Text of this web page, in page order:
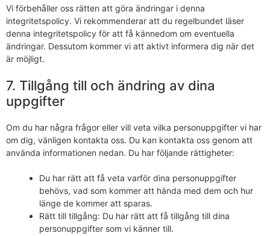
Vi förbehåller oss rätten att göra ändringar i denna
integritetspolicy. Vi rekommenderar att du regelbundet läser
denna integritetspolicy för att få kännedom om eventuella
ändringar. Dessutom kommer vi att aktivt informera dig när det
är möjligt.
7. Tillgång till och ändring av dina
uppgifter
Om du har några frågor eller vill veta vilka personuppgifter vi har
om dig, vänligen kontakta oss. Du kan kontakta oss genom att
använda informationen nedan. Du har följande rättigheter:
Du har rätt att få veta varför dina personuppgifter
behövs, vad som kommer att hända med dem och hur
länge de kommer att sparas.
Rätt till tillgång: Du har rätt att få tillgång till dina
personuppgifter som vi känner till.